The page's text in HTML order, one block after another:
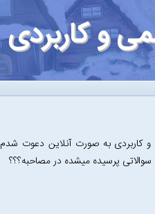
و کاربردی
به صورت آنلاین دعوت
پرسیده میشده در مصاحبه؟؟؟